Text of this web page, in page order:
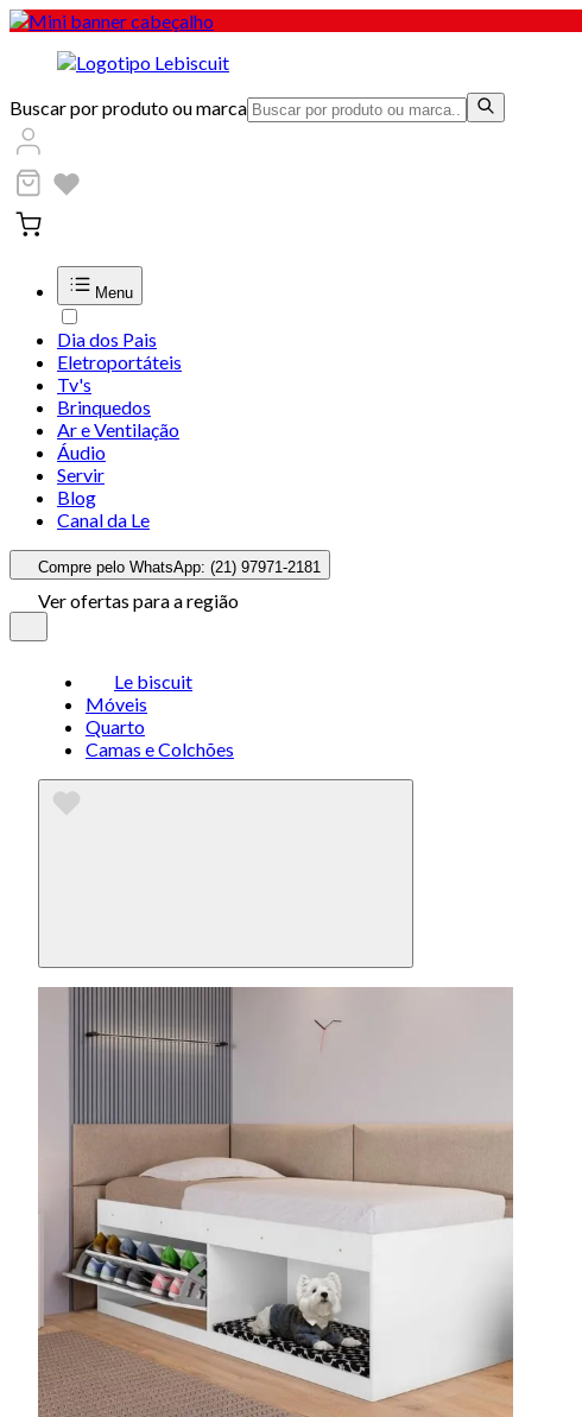
Buscar por produto ou marca
Menu
Dia dos Pais
Eletroportáteis
Tv's
Brinquedos
Ar e Ventilação
Áudio
Servir
Blog
Canal da Le
Compre pelo WhatsApp: (21) 97971-2181
Ver ofertas para a região
Le biscuit
Móveis
Quarto
Camas e Colchões